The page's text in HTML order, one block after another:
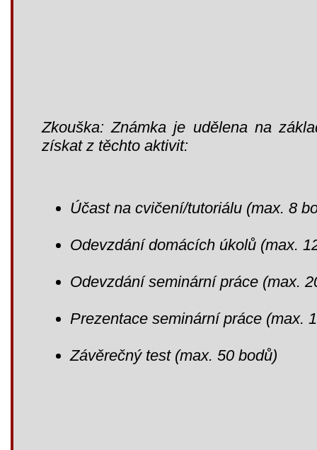
Zkouška: Známka je udělena na
získat z těchto aktivit:
Účast na cvičení/tutoriálu (max. 8
Odevzdání domácích úkolů (max.
Odevzdání seminární práce (max.
Prezentace seminární práce (max.
Závěrečný test (max. 50 bodů)